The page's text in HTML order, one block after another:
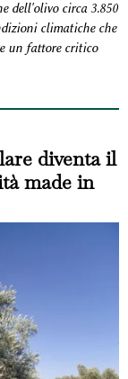
dell'olivo circa 3.850
climatiche che
un fattore critico
diventa il
made in